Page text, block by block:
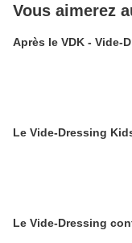
Vous aimerez
Après le VDK - Vide-
Le Vide-Dressing
Le Vide-Dressing